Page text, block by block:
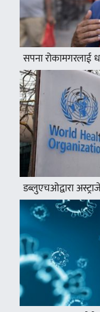
सपना रोकामगरलाई
डब्लुएचओद्वारा